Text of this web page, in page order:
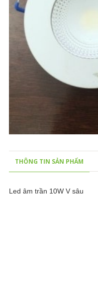
THÔNG TIN SẢN PHẨM
Led âm trần 10W V sâu